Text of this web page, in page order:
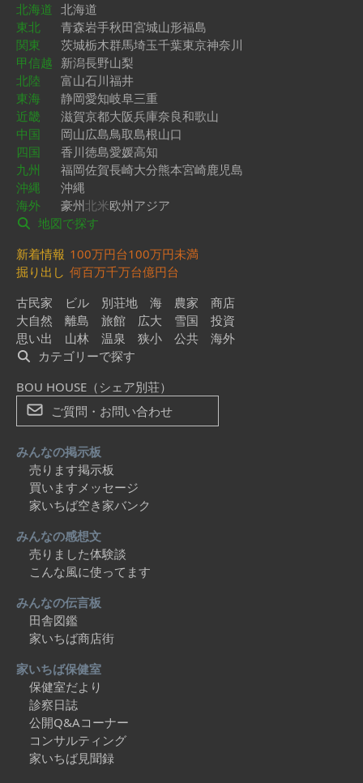
北海道 北海道
東北
青森岩手秋田宮城山形福島
関東
茨城栃木群馬埼玉千葉東京神奈川
甲信越 新潟長野山梨
北陸
富山石川福井
東海
静岡愛知岐阜三重
近畿
滋賀京都大阪兵庫奈良和歌山
中国
岡山広島鳥取島根山口
四国
香川徳島愛媛高知
九州
福岡佐賀長崎大分熊本宮崎鹿児島
沖縄
沖縄
海外
豪州北米欧州アジア
地図で探す
新着情報 100万円台100万円未満
掘り出し 何百万千万台億円台
古民家
ビル 別荘地 海 農家
商店
大自然
離島 旅館 広大 雪国
投資
思い出
山林 温泉 狭小 公共
海外
カテゴリーで探す
BOU HOUSE（シェア別荘）
ご質問・お問い合わせ
みんなの掲示板
売ります掲示板
買いますメッセージ
家いちば空き家バンク
みんなの感想文
売りました体験談
こんな風に使ってます
みんなの伝言板
田舎図鑑
家いちば商店街
家いちば保健室
保健室だより
診察日誌
公開Q&Aコーナー
コンサルティング
家いちば見聞録